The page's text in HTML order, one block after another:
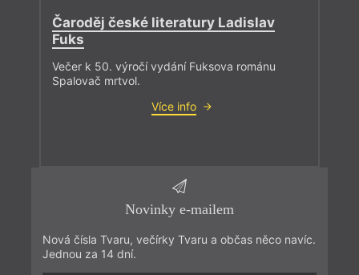
Čaroděj české literatury Ladislav
Fuks
Večer k 50. výročí vydání Fuksova románu
Spalovač mrtvol.
Více info
Novinky e-mailem
Nová čísla Tvaru, večírky Tvaru a občas něco navíc.
Jednou za 14 dní.